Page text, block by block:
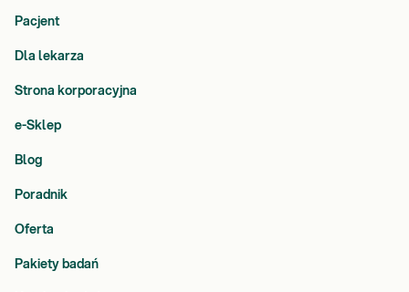
Pacjent
Dla lekarza
Strona korporacyjna
e-Sklep
Blog
Poradnik
Oferta
Pakiety badań